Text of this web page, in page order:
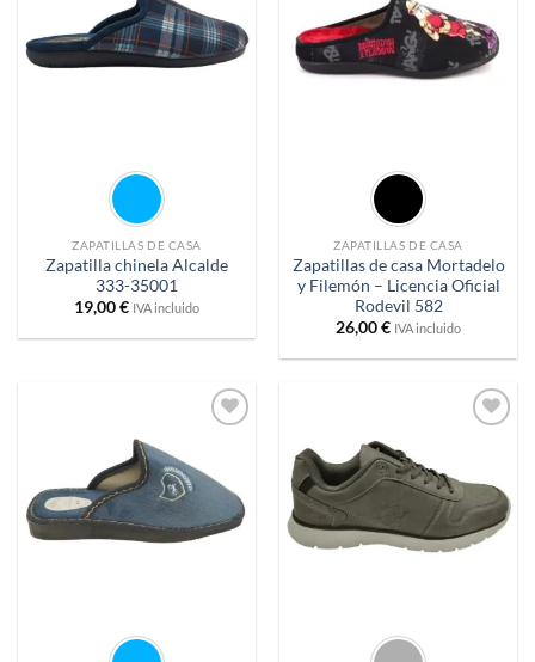
deseos
ZAPATILLAS DE CASA
Zapatilla chinela Alcalde
333-35001
19,00€ IVA incluido
ZAPATILLAS DE CASA
Zapatillas de casa Mortadelo
y Filemón – Licencia Oficial
Rodevil 582
26,00€ IVA incluido
deseos